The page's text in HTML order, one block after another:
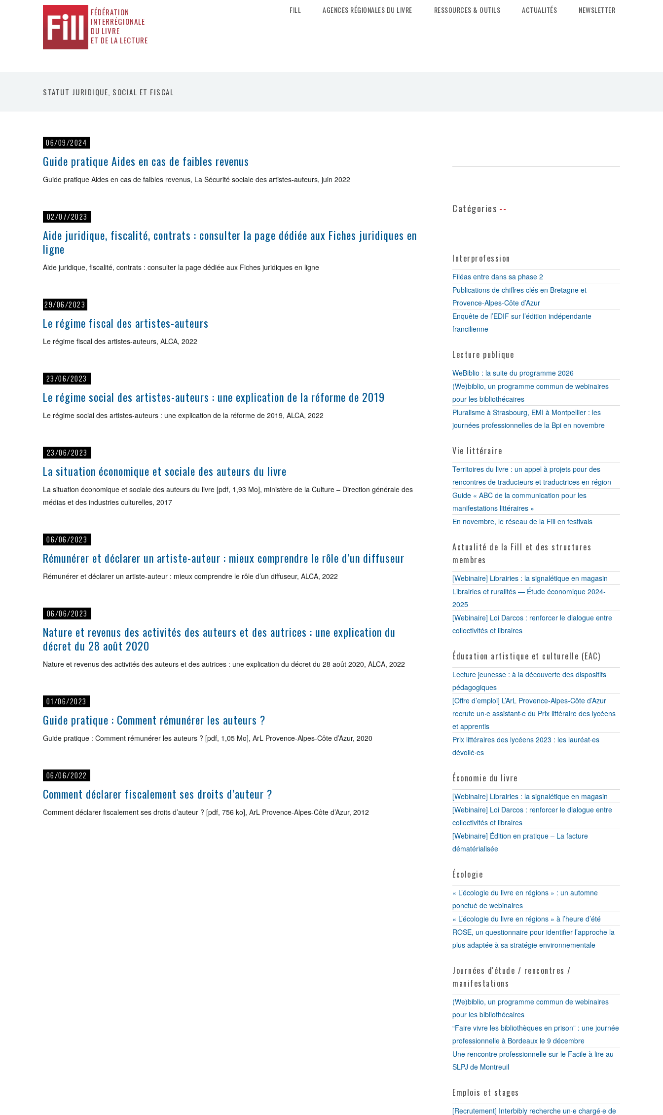
FÉDÉRATION
INTERRÉGIONALE
DU LIVRE
ET DE LA LECTURE
FILL AGENCES RÉGIONALES DU LIVRE RESSOURCES & OUTILS ACTUALITÉS NEWSLETTER
STATUT JURIDIQUE, SOCIAL ET FISCAL
06/09/2024
Guide pratique Aides en cas de faibles revenus
Guide pratique Aides en cas de faibles revenus, La Sécurité sociale des artistes-auteurs, juin 2022
02/07/2023
Aide juridique, fiscalité, contrats : consulter la page dédiée aux Fiches juridiques en
ligne
Aide juridique, fiscalité, contrats : consulter la page dédiée aux Fiches juridiques en ligne
29/06/2023
Le régime fiscal des artistes-auteurs
Le régime fiscal des artistes-auteurs, ALCA, 2022
23/06/2023
Le régime social des artistes-auteurs : une explication de la réforme de 2019
Le régime social des artistes-auteurs : une explication de la réforme de 2019, ALCA, 2022
23/06/2023
La situation économique et sociale des auteurs du livre
La situation économique et sociale des auteurs du livre [pdf, 1,93 Mo], ministère de la Culture – Direction générale des
médias et des industries culturelles, 2017
06/06/2023
Rémunérer et déclarer un artiste-auteur : mieux comprendre le rôle d’un diffuseur
Rémunérer et déclarer un artiste-auteur : mieux comprendre le rôle d’un diffuseur, ALCA, 2022
06/06/2023
Nature et revenus des activités des auteurs et des autrices : une explication du
décret du 28 août 2020
Nature et revenus des activités des auteurs et des autrices : une explication du décret du 28 août 2020, ALCA, 2022
01/06/2023
Guide pratique : Comment rémunérer les auteurs ?
Guide pratique : Comment rémunérer les auteurs ? [pdf, 1,05 Mo], ArL Provence-Alpes-Côte d’Azur, 2020
06/06/2022
Comment déclarer fiscalement ses droits d’auteur ?
Comment déclarer fiscalement ses droits d’auteur ? [pdf, 756 ko], ArL Provence-Alpes-Côte d’Azur, 2012
Catégories
Interprofession
Filéas entre dans sa phase 2
Publications de chiffres clés en Bretagne et
Provence-Alpes-Côte d’Azur
Enquête de l’EDIF sur l’édition indépendante
francilienne
Lecture publique
WeBiblio : la suite du programme 2026
(We)biblio, un programme commun de webinaires
pour les bibliothécaires
Pluralisme à Strasbourg, EMI à Montpellier : les
journées professionnelles de la Bpi en novembre
Vie littéraire
Territoires du livre : un appel à projets pour des
rencontres de traducteurs et traductrices en région
Guide « ABC de la communication pour les
manifestations littéraires »
En novembre, le réseau de la Fill en festivals
Actualité de la Fill et des structures
membres
[Webinaire] Librairies : la signalétique en magasin
Librairies et ruralités — Étude économique 2024-
2025
[Webinaire] Loi Darcos : renforcer le dialogue entre
collectivités et libraires
Éducation artistique et culturelle (EAC)
Lecture jeunesse : à la découverte des dispositifs
pédagogiques
[Offre d’emploi] L’ArL Provence-Alpes-Côte d’Azur
recrute un·e assistant·e du Prix littéraire des lycéens
et apprentis
Prix littéraires des lycéens 2023 : les lauréat∙es
dévoilé∙es
Économie du livre
[Webinaire] Librairies : la signalétique en magasin
[Webinaire] Loi Darcos : renforcer le dialogue entre
collectivités et libraires
[Webinaire] Édition en pratique – La facture
dématérialisée
Écologie
« L’écologie du livre en régions » : un automne
ponctué de webinaires
« L’écologie du livre en régions » à l’heure d’été
ROSE, un questionnaire pour identifier l’approche la
plus adaptée à sa stratégie environnementale
Journées d'étude / rencontres /
manifestations
(We)biblio, un programme commun de webinaires
pour les bibliothécaires
“Faire vivre les bibliothèques en prison” : une journée
professionnelle à Bordeaux le 9 décembre
Une rencontre professionnelle sur le Facile à lire au
SLPJ de Montreuil
Emplois et stages
[Recrutement] Interbibly recherche un·e chargé·e de